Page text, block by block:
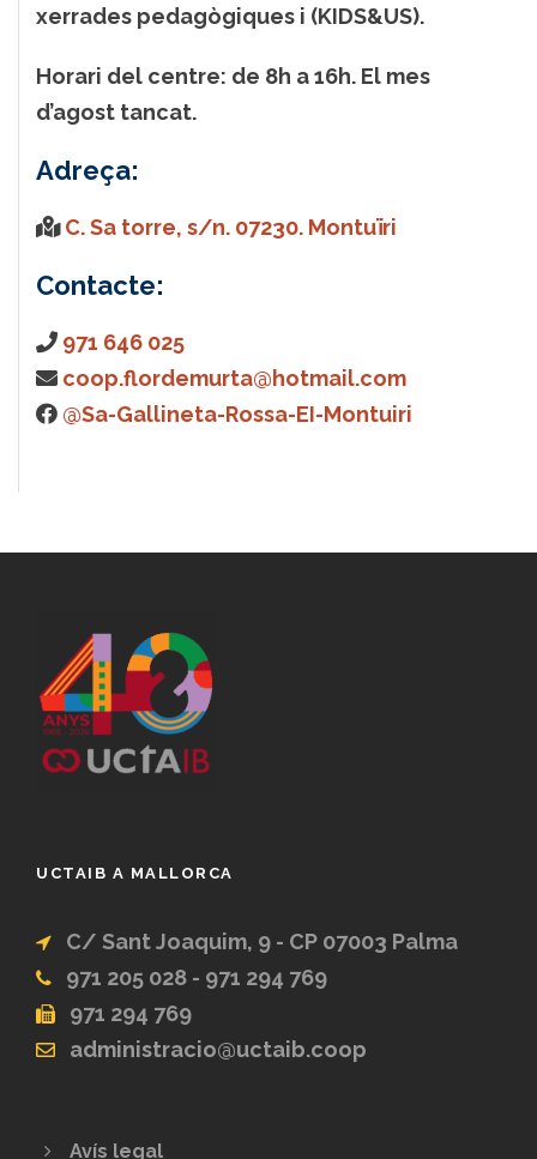
xerrades pedagògiques i (KIDS&US).
Horari del centre: de 8h a 16h. El mes
d’agost tancat.
Adreça:
C. Sa torre, s/n. 07230. Montuïri
Contacte:
971 646 025
coop.flordemurta@hotmail.com
@Sa-Gallineta-Rossa-EI-Montuiri
UCTAIB A MALLORCA
C/ Sant Joaquim, 9 - CP 07003 Palma
971 205 028 - 971 294 769
971 294 769
administracio@uctaib.coop
Avís legal